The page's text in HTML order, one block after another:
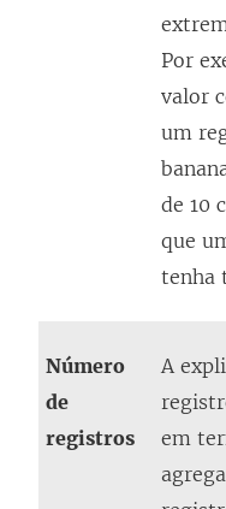
Por
valor
um
de 10
que
tenha
Número
de
registros
A
em